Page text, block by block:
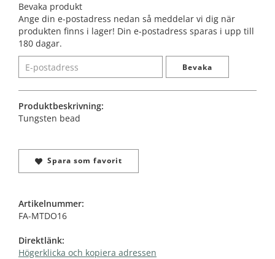
Bevaka produkt
Ange din e-postadress nedan så meddelar vi dig när
produkten finns i lager! Din e-postadress sparas i upp till
180 dagar.
Bevaka
Produktbeskrivning:
Tungsten bead
Spara som favorit
Artikelnummer:
FA-MTDO16
Direktlänk:
Högerklicka och kopiera adressen